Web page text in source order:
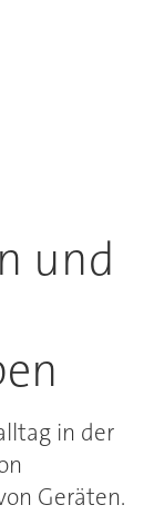
und
in der
Geräten.